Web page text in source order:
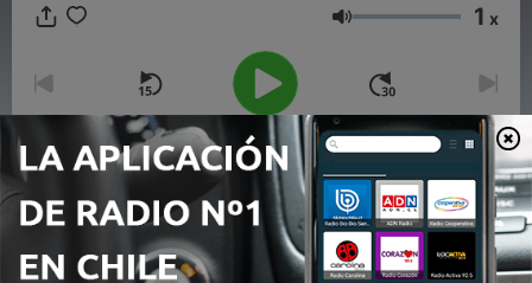
Volumen 1 x
00:00
Episodios